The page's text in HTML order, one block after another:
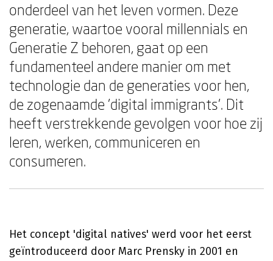
onderdeel van het leven vormen. Deze
generatie, waartoe vooral millennials en
Generatie Z behoren, gaat op een
fundamenteel andere manier om met
technologie dan de generaties voor hen,
de zogenaamde 'digital immigrants'. Dit
heeft verstrekkende gevolgen voor hoe zij
leren, werken, communiceren en
consumeren.
Het concept 'digital natives' werd voor het eerst
geïntroduceerd door Marc Prensky in 2001 en